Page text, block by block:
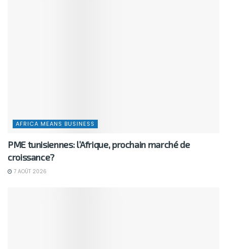
AFRICA MEANS BUSINESS
PME tunisiennes: l’Afrique, prochain marché de
croissance?
7 AOÛT 2026